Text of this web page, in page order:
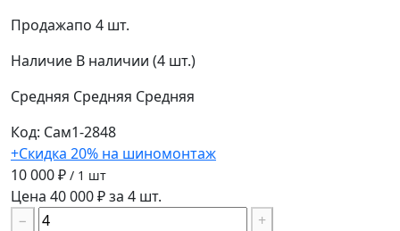
Продажапо 4 шт.
Наличие В наличии (4 шт.)
Средняя Средняя Средняя
Код: Сам1-2848
+Скидка 20% на шиномонтаж
10 000 ₽ / 1 шт
Цена 40 000 ₽ за 4 шт.
−
+